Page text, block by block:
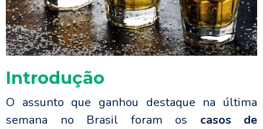
Introdução
O assunto que ganhou destaque na última
semana no Brasil foram os casos de